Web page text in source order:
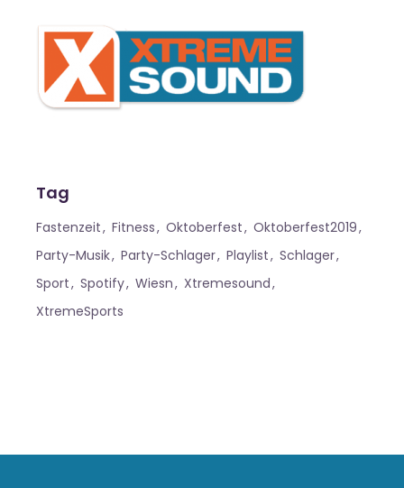
Tag
Fastenzeit Fitness Oktoberfest
Oktoberfest2019
Party-Musik
Party-Schlager Playlist
Schlager
Sport
Spotify Wiesn
Xtremesound
XtremeSports